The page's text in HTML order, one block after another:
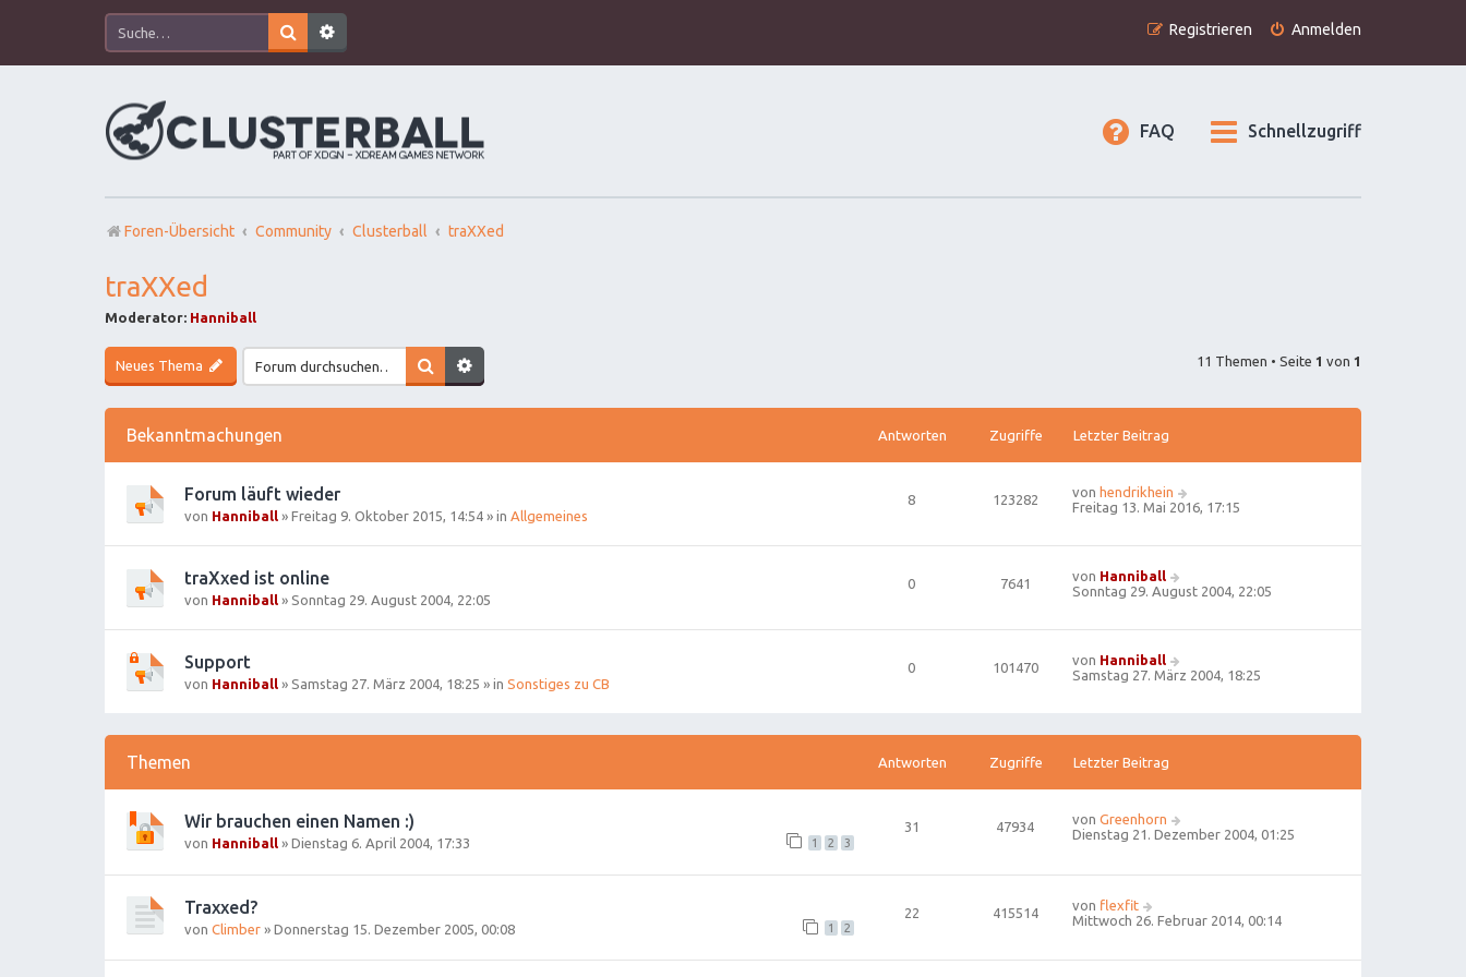
Anmelden
Registrieren
Schnellzugriff
FAQ
Foren-Übersicht Community Clusterball traXXed
traXXed
Moderator: Hanniball
Neues Thema 11 Themen • Seite 1 von 1
Bekanntmachungen Antworten Zugriffe Letzter Beitrag
Forum läuft wieder
von Hanniball » Freitag 9. Oktober 2015, 14:54 » in Allgemeines
8 123282 von hendrikhein
Freitag 13. Mai 2016, 17:15
traXxed ist online
von Hanniball » Sonntag 29. August 2004, 22:05
0 7641 von Hanniball
Sonntag 29. August 2004, 22:05
Support
von Hanniball » Samstag 27. März 2004, 18:25 » in Sonstiges zu CB
0 101470 von Hanniball
Samstag 27. März 2004, 18:25
Themen Antworten Zugriffe Letzter Beitrag
Wir brauchen einen Namen :)
von Hanniball » Dienstag 6. April 2004, 17:33 1 2 3
31 47934 von Greenhorn
Dienstag 21. Dezember 2004, 01:25
Traxxed?
von Climber » Donnerstag 15. Dezember 2005, 00:08 1 2
22 415514 von flexfit
Mittwoch 26. Februar 2014, 00:14